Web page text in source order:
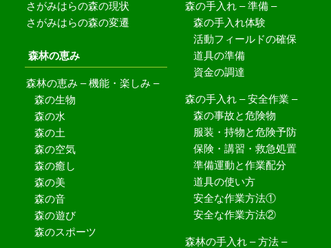
さがみはらの森の現状
さがみはらの森の変遷
森林の恵み
森林の恵み – 機能・楽しみ –
森の生物
森の水
森の土
森の空気
森の癒し
森の美
森の音
森の遊び
森のスポーツ
森の手入れ – 準備 –
森の手入れ体験
活動フィールドの確保
道具の準備
資金の調達
森の手入れ – 安全作業 –
森の事故と危険物
服装・持物と危険予防
保険・講習・救急処置
準備運動と作業配分
道具の使い方
安全な作業方法①
安全な作業方法②
森林の手入れ – 方法 –